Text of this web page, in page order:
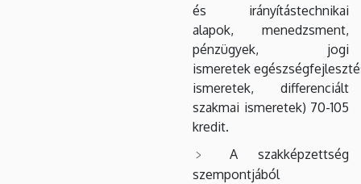
és irányítástechnikai
alapok, menedzsment,
pénzügyek, jogi
ismeretek
ismeretek, differenciált
szakmai ismeretek) 70-105
kredit.
A szakképzettség
szempontjából